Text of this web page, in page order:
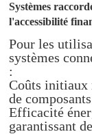
Systèmes
l'accessibilité
Pour les
systèmes
:
Coûts initiaux
de
Efficacité
garantissant